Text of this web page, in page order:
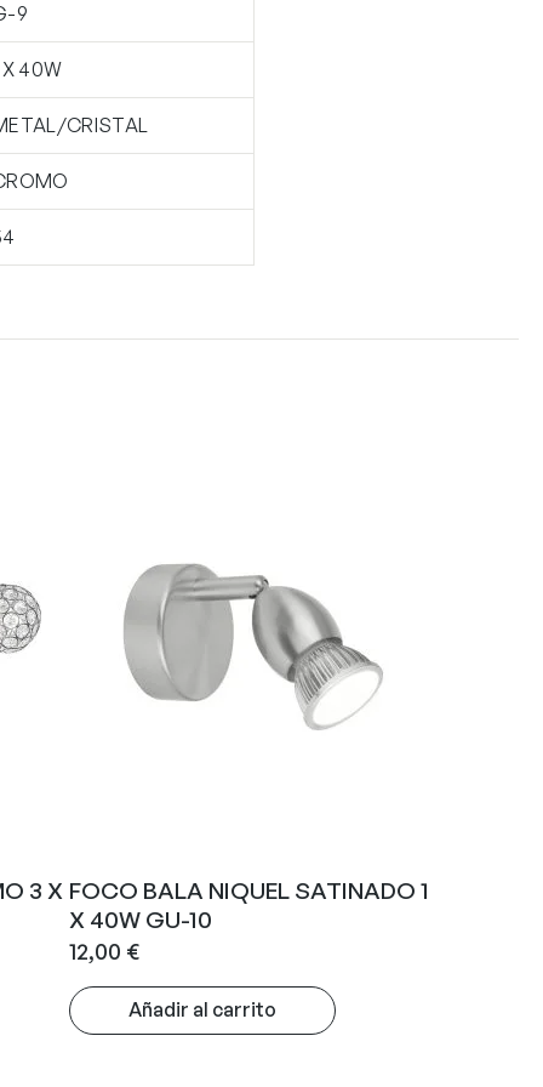
9
X 40W
CRISTAL
3 X FOCO BALA NIQUEL SATINADO 1
X 40W GU-10
12,00 €
Añadir al carrito